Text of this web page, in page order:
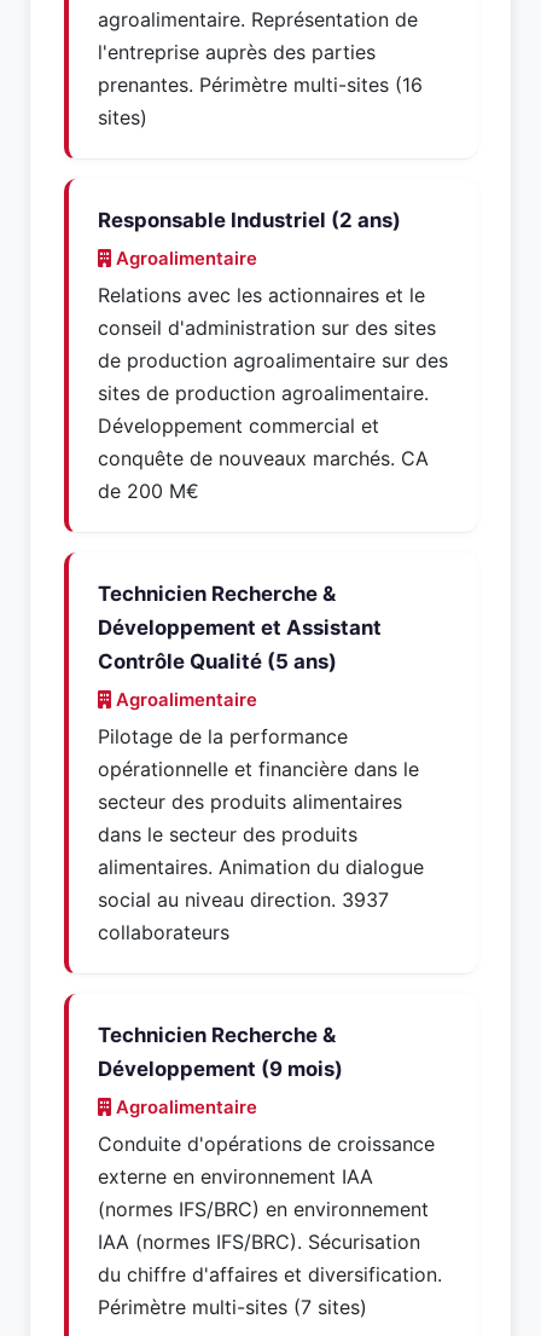
agroalimentaire. Représentation de
l'entreprise auprès des parties
prenantes. Périmètre multi-sites (16
sites)
Responsable Industriel (2 ans)
Agroalimentaire
Relations avec les actionnaires et le
conseil d'administration sur des sites
de production agroalimentaire sur des
sites de production agroalimentaire.
Développement commercial et
conquête de nouveaux marchés. CA
de 200 M€
Technicien Recherche &
Développement et Assistant
Contrôle Qualité (5 ans)
Agroalimentaire
Pilotage de la performance
opérationnelle et financière dans le
secteur des produits alimentaires
dans le secteur des produits
alimentaires. Animation du dialogue
social au niveau direction. 3937
collaborateurs
Technicien Recherche &
Développement (9 mois)
Agroalimentaire
Conduite d'opérations de croissance
externe en environnement IAA
(normes IFS/BRC) en environnement
IAA (normes IFS/BRC). Sécurisation
du chiffre d'affaires et diversification.
Périmètre multi-sites (7 sites)